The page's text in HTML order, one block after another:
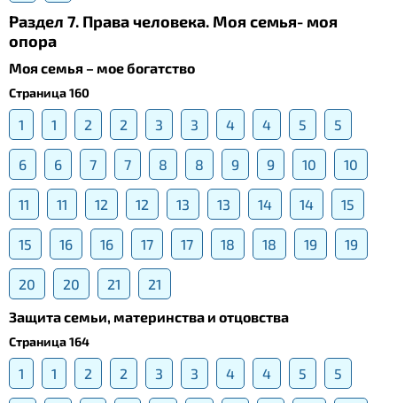
Раздел 7. Права человека. Моя семья- моя
опора
Моя семья – мое богатство
Страница 160
1 1 2 2 3 3 4 4 5 5
6 6 7 7 8 8 9 9 10 10
11 11 12 12 13 13 14 14 15
15 16 16 17 17 18 18 19 19
20 20 21
21
Защита семьи, материнства и отцовства
Страница 164
1 1 2 2 3 3 4 4 5 5